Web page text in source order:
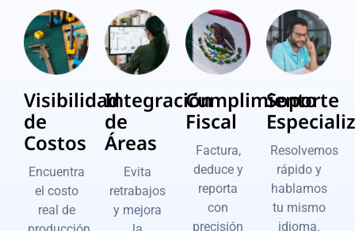
Visibilidad
de
Costos
Encuentra
el costo
real de
Integración
de
Áreas
Evita
retrabajos
y mejora
Cumplimiento
Fiscal
Factura,
deduce y
reporta
con
precisión
Soporte
Resolvemos
rápido y
hablamos
tu mismo
idioma.